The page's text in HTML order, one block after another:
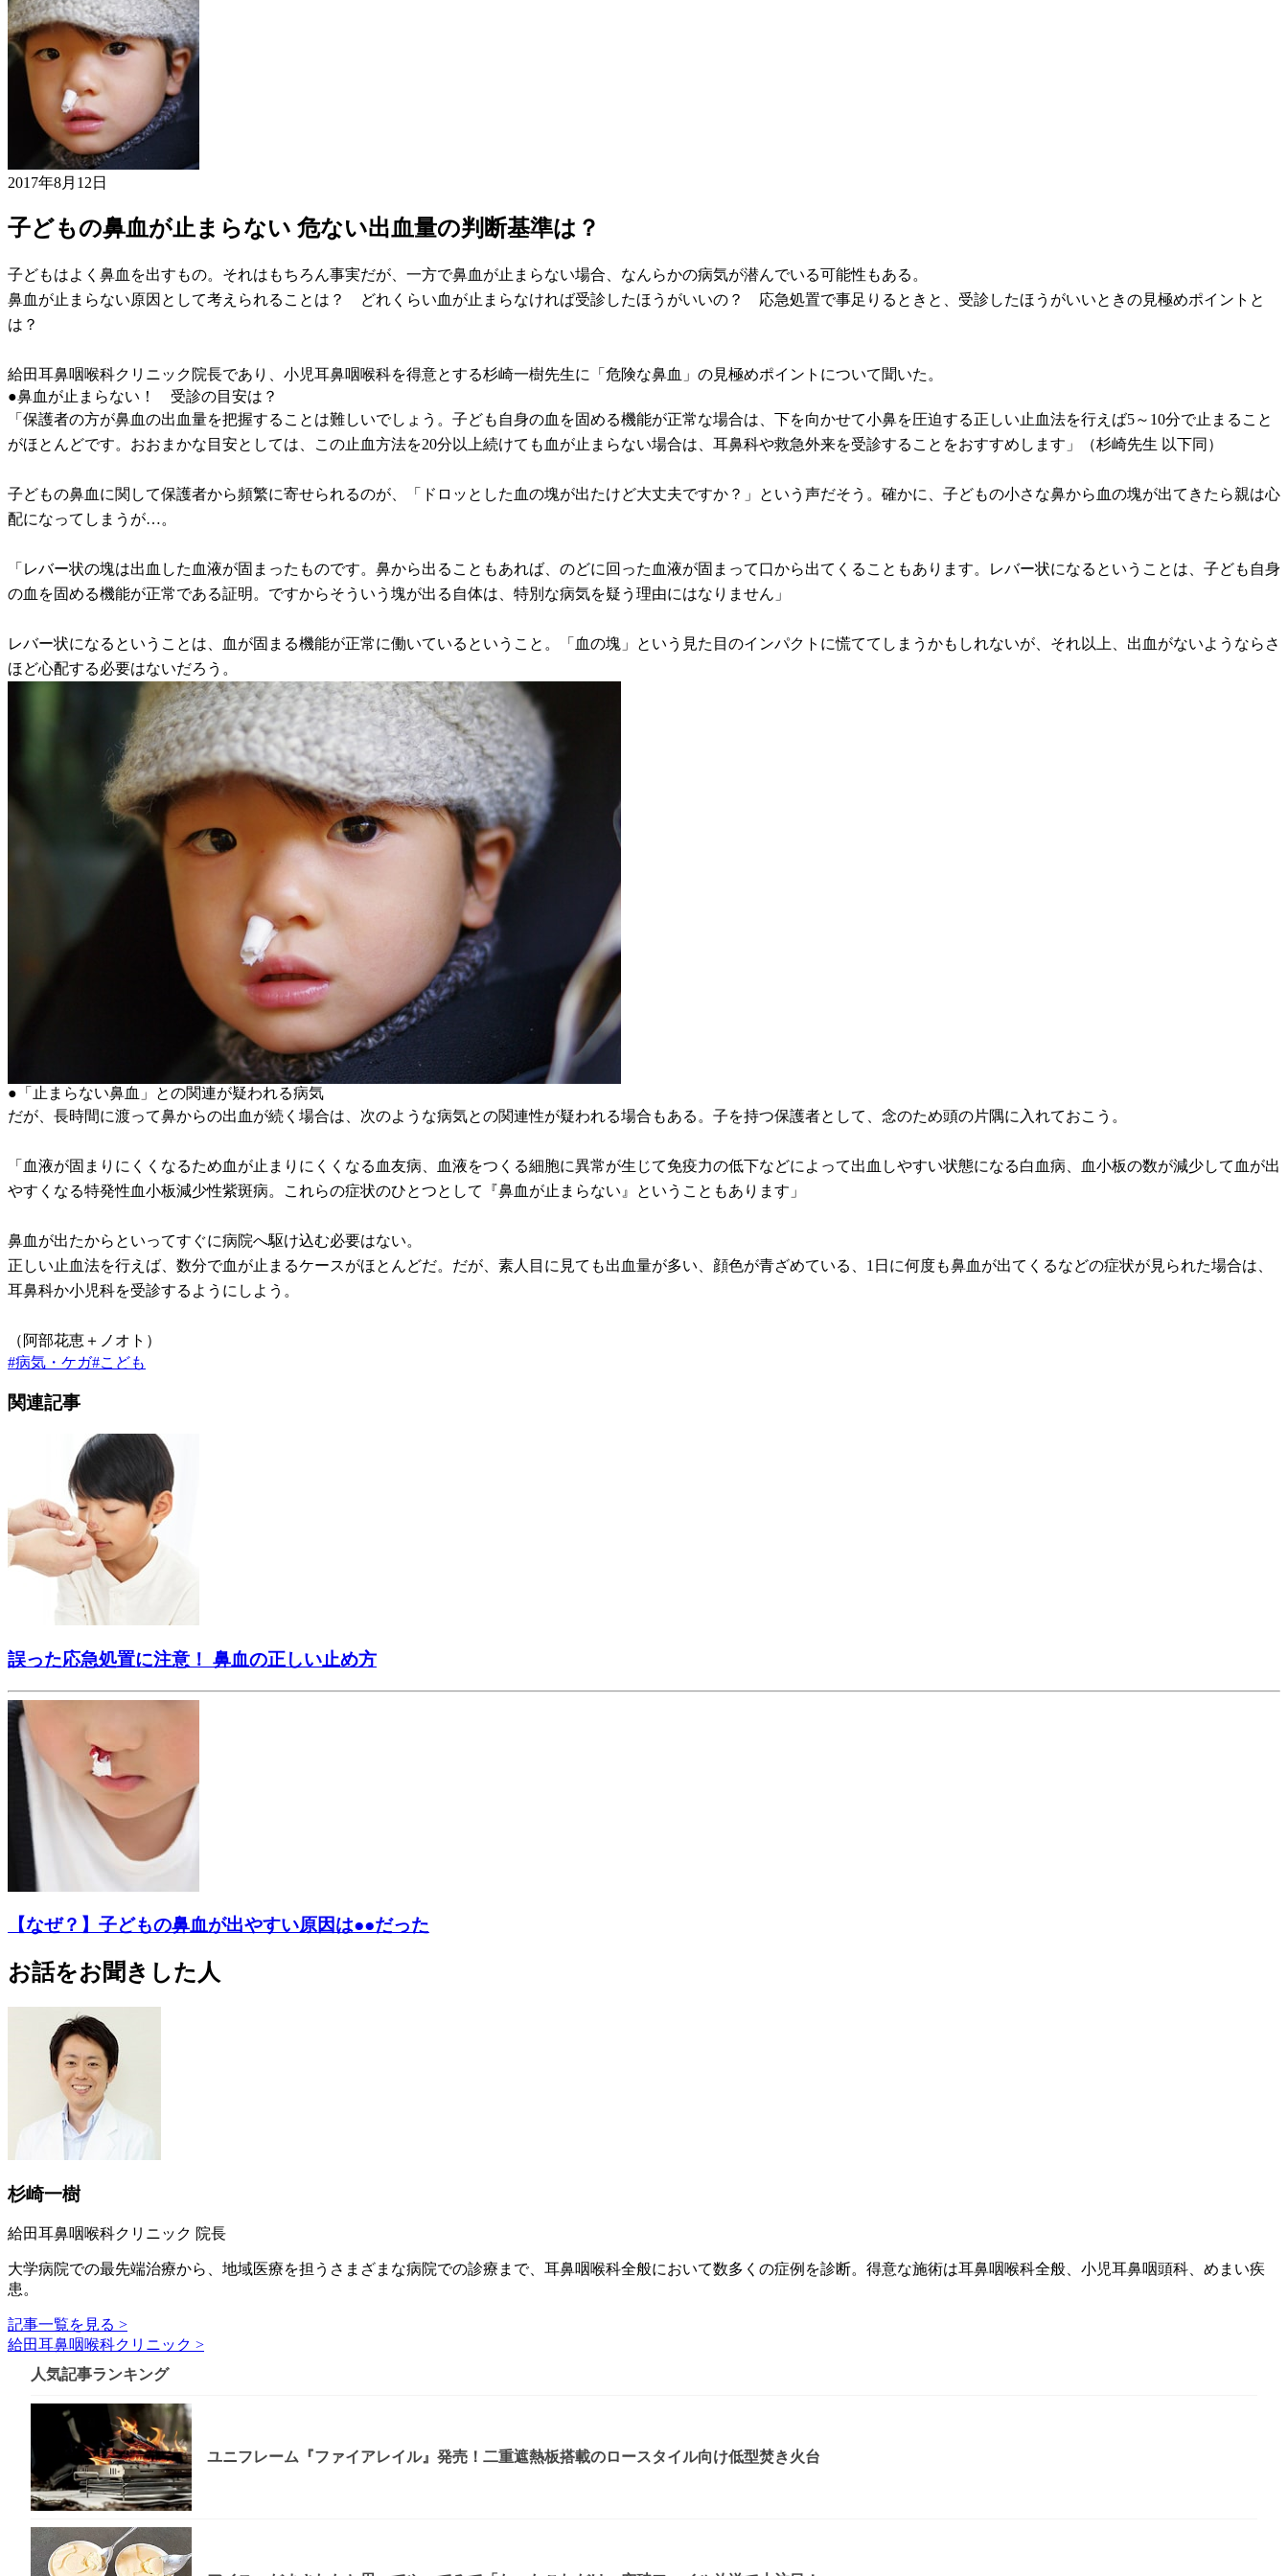
2017年8月12日
子どもの鼻血が止まらない 危ない出血量の判断基準は？
子どもはよく鼻血を出すもの。それはもちろん事実だが、一方で鼻血が止まらない場合、なんらかの病気が潜んでいる可能性もある。
鼻血が止まらない原因として考えられることは？ どれくらい血が止まらなければ受診したほうがいいの？ 応急処置で事足りるときと、受診したほうがいいときの見極めポイントと
は？
給田耳鼻咽喉科クリニック院長であり、小児耳鼻咽喉科を得意とする杉崎一樹先生に「危険な鼻血」の見極めポイントについて聞いた。
●鼻血が止まらない！ 受診の目安は？
「保護者の方が鼻血の出血量を把握することは難しいでしょう。子ども自身の血を固める機能が正常な場合は、下を向かせて小鼻を圧迫する正しい止血法を行えば5～10分で止まること
がほとんどです。おおまかな目安としては、この止血方法を20分以上続けても血が止まらない場合は、耳鼻科や救急外来を受診することをおすすめします」（杉崎先生 以下同）
子どもの鼻血に関して保護者から頻繁に寄せられるのが、「ドロッとした血の塊が出たけど大丈夫ですか？」という声だそう。確かに、子どもの小さな鼻から血の塊が出てきたら親は心
配になってしまうが…。
「レバー状の塊は出血した血液が固まったものです。鼻から出ることもあれば、のどに回った血液が固まって口から出てくることもあります。レバー状になるということは、子ども自身
の血を固める機能が正常である証明。ですからそういう塊が出る自体は、特別な病気を疑う理由にはなりません」
レバー状になるということは、血が固まる機能が正常に働いているということ。「血の塊」という見た目のインパクトに慌ててしまうかもしれないが、それ以上、出血がないようならさ
ほど心配する必要はないだろう。
●「止まらない鼻血」との関連が疑われる病気
だが、長時間に渡って鼻からの出血が続く場合は、次のような病気との関連性が疑われる場合もある。子を持つ保護者として、念のため頭の片隅に入れておこう。
「血液が固まりにくくなるため血が止まりにくくなる血友病、血液をつくる細胞に異常が生じて免疫力の低下などによって出血しやすい状態になる白血病、血小板の数が減少して血が出
やすくなる特発性血小板減少性紫斑病。これらの症状のひとつとして『鼻血が止まらない』ということもあります」
鼻血が出たからといってすぐに病院へ駆け込む必要はない。
正しい止血法を行えば、数分で血が止まるケースがほとんどだ。だが、素人目に見ても出血量が多い、顔色が青ざめている、1日に何度も鼻血が出てくるなどの症状が見られた場合は、
耳鼻科か小児科を受診するようにしよう。
（阿部花恵＋ノオト）
#病気・ケガ#こども
関連記事
誤った応急処置に注意！ 鼻血の正しい止め方
【なぜ？】子どもの鼻血が出やすい原因は●●だった
お話をお聞きした人
杉崎一樹
給田耳鼻咽喉科クリニック 院長
大学病院での最先端治療から、地域医療を担うさまざまな病院での診療まで、耳鼻咽喉科全般において数多くの症例を診断。得意な施術は耳鼻咽喉科全般、小児耳鼻咽頭科、めまい疾
患。
記事一覧を見る >
給田耳鼻咽喉科クリニック >
人気記事ランキング
ユニフレーム『ファイアレイル』発売！二重遮熱板搭載のロースタイル向け低型焚き火台